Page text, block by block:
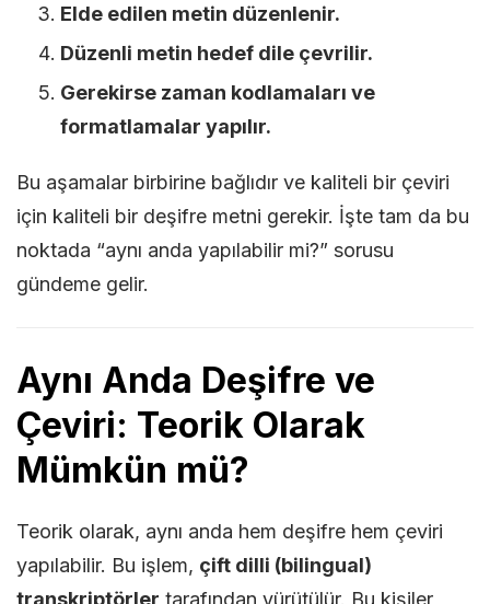
Elde edilen metin düzenlenir.
Düzenli metin hedef dile çevrilir.
Gerekirse zaman kodlamaları ve
formatlamalar yapılır.
Bu aşamalar birbirine bağlıdır ve kaliteli bir çeviri
için kaliteli bir deşifre metni gerekir. İşte tam da bu
noktada “aynı anda yapılabilir mi?” sorusu
gündeme gelir.
Aynı Anda Deşifre ve
Çeviri: Teorik Olarak
Mümkün mü?
Teorik olarak, aynı anda hem deşifre hem çeviri
yapılabilir. Bu işlem, çift dilli (bilingual)
transkriptörler tarafından yürütülür. Bu kişiler,